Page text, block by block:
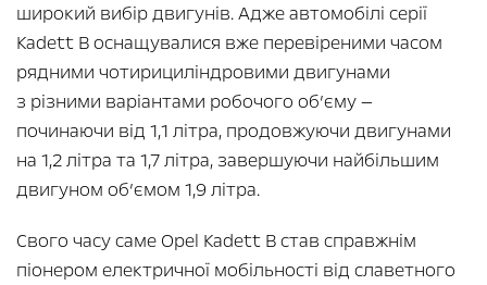
широкий вибір двигунів. Адже автомобілі серії
Kadett B оснащувалися вже перевіреними часом
рядними чотирициліндровими двигунами
з різними варіантами робочого об’єму —
починаючи від 1,1 літра, продовжуючи двигунами
на 1,2 літра та 1,7 літра, завершуючи найбільшим
двигуном об’ємом 1,9 літра.
Свого часу саме Opel Kadett B став справжнім
піонером електричної мобільності від славетного